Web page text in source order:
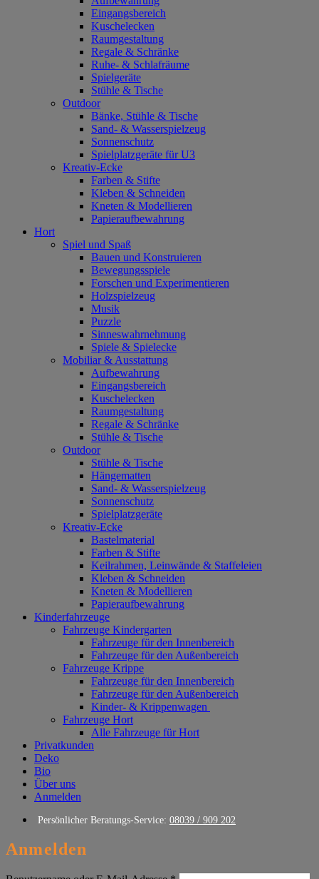
Eingangsbereich
Kuschelecken
Raumgestaltung
Regale & Schränke
Ruhe- & Schlafräume
Spielgeräte
Stühle & Tische
Outdoor
Bänke, Stühle & Tische
Sand- & Wasserspielzeug
Sonnenschutz
Spielplatzgeräte für U3
Kreativ-Ecke
Farben & Stifte
Kleben & Schneiden
Kneten & Modellieren
Papieraufbewahrung
Hort
Spiel und Spaß
Bauen und Konstruieren
Bewegungsspiele
Forschen und Experimentieren
Holzspielzeug
Musik
Puzzle
Sinneswahrnehmung
Spiele & Spielecke
Mobiliar & Ausstattung
Aufbewahrung
Eingangsbereich
Kuschelecken
Raumgestaltung
Regale & Schränke
Stühle & Tische
Outdoor
Stühle & Tische
Hängematten
Sand- & Wasserspielzeug
Sonnenschutz
Spielplatzgeräte
Kreativ-Ecke
Bastelmaterial
Farben & Stifte
Keilrahmen, Leinwände & Staffeleien
Kleben & Schneiden
Kneten & Modellieren
Papieraufbewahrung
Kinderfahrzeuge
Fahrzeuge Kindergarten
Fahrzeuge für den Innenbereich
Fahrzeuge für den Außenbereich
Fahrzeuge Krippe
Fahrzeuge für den Innenbereich
Fahrzeuge für den Außenbereich
Kinder- & Krippenwagen
Fahrzeuge Hort
Alle Fahrzeuge für Hort
Privatkunden
Deko
Bio
Über uns
Anmelden
Persönlicher Beratungs-Service: 08039 / 909 202
Anmelden